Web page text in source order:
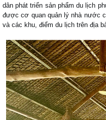
dân phát triển sản phẩm du lịch
được cơ quan quản lý nhà nước
và các khu, điểm du lịch trên địa